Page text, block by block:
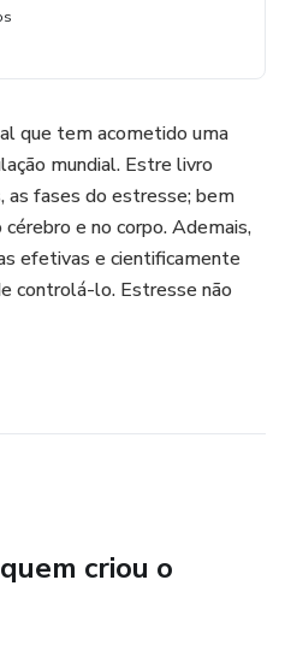
que tem acometido uma
mundial. Estre livro
as fases do estresse; bem
e no corpo. Ademais,
efetivas e cientificamente
controlá-lo. Estresse não
criou o